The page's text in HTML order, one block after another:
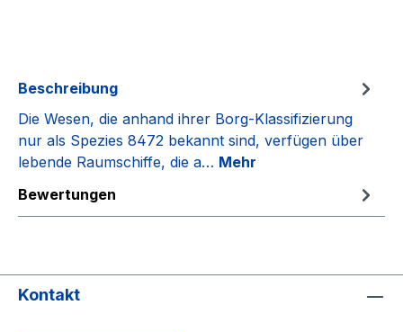
Beschreibung
Die Wesen, die anhand ihrer Borg-Klassifizierung
nur als Spezies 8472 bekannt sind, verfügen über
lebende Raumschiffe, die a… Mehr
Bewertungen
Kontakt